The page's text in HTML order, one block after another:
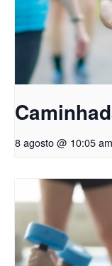
8 agosto @ 10:05 am